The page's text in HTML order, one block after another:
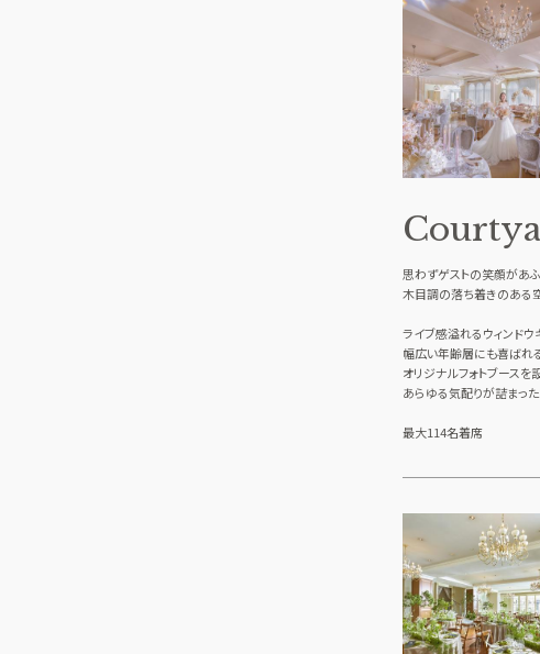
思わずゲストの笑顔があ
木目調の落ち着きのある
ライブ感溢れるウィンドウ
幅広い年齢層にも喜ばれ
オリジナルフォトブースを
あらゆる気配りが詰まっ
最大114名着席